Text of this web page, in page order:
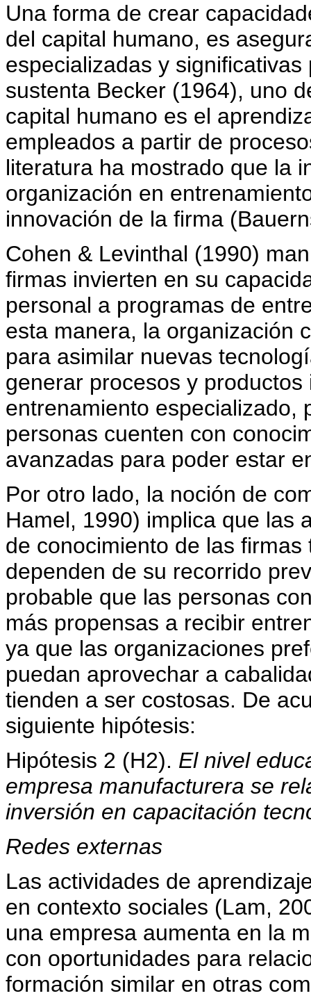
Una forma de crear
del capital humano, es
especializadas y
sustenta Becker (1964), uno
capital humano es el
empleados a partir de
literatura ha mostrado que la
organización en
innovación de la firma
Cohen & Levinthal (1990)
firmas invierten en su
personal a programas de
esta manera, la organización
para asimilar nuevas
generar procesos y
entrenamiento especializado,
personas cuenten con
avanzadas para poder estar
Por otro lado, la noción de
Hamel, 1990) implica que las
de conocimiento de las
dependen de su recorrido
probable que las personas
más propensas a recibir
ya que las organizaciones
puedan aprovechar a
tienden a ser costosas. De
siguiente hipótesis:
Hipótesis 2 (H2). El nivel
empresa manufacturera se
inversión en capacitación
Redes externas
Las actividades de
en contexto sociales (Lam,
una empresa aumenta en la
con oportunidades para
formación similar en otras